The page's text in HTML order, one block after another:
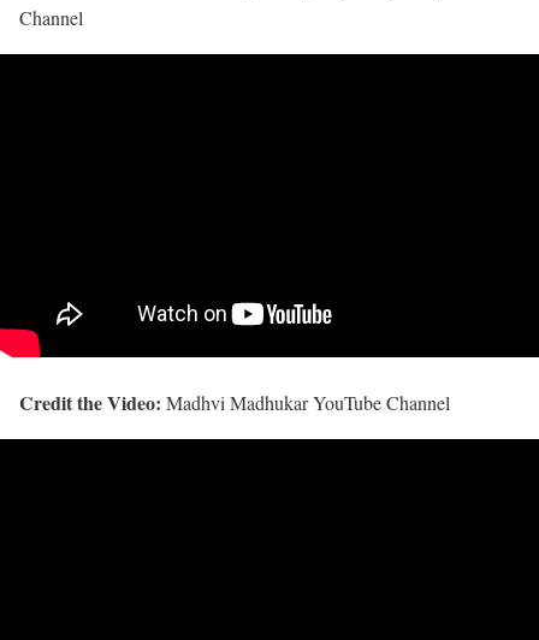
Channel
Credit the Video: Madhvi Madhukar YouTube Channel